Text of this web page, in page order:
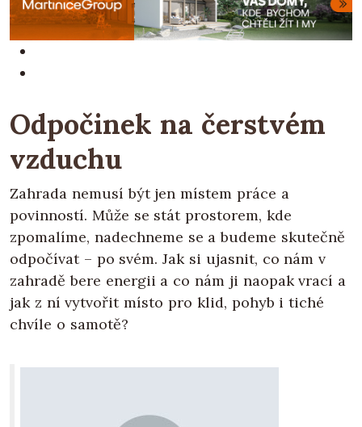
Odpočinek na čerstvém
vzduchu
Zahrada nemusí být jen místem práce a
povinností. Může se stát prostorem, kde
zpomalíme, nadechneme se a budeme skutečně
odpočívat – po svém. Jak si ujasnit, co nám v
zahradě bere energii a co nám ji naopak vrací a
jak z ní vytvořit místo pro klid, pohyb i tiché
chvíle o samotě?